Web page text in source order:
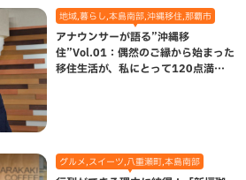
地域,暮らし,本島南部,沖縄移住,那覇市
アナウンサーが語る”沖縄移
住”Vol.01：偶然のご縁から始まった
移住生活が、私にとって120点満点
グルメ,スイーツ,八重瀬町,本島南部